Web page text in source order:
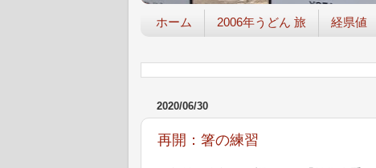
ホーム 2006年うどん 旅 経県値
2020/06/30
再開：箸の練習